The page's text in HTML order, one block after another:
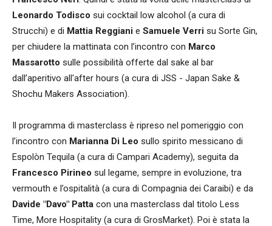
Leonardo Todisco sui cocktail low alcohol (a cura di
Strucchi) e di Mattia Reggiani e Samuele Verri su Sorte Gin,
per chiudere la mattinata con l’incontro con Marco
Massarotto sulle possibilità offerte dal sake al bar
dall’aperitivo all'after hours (a cura di JSS - Japan Sake &
Shochu Makers Association).
Il programma di masterclass è ripreso nel pomeriggio con
l’incontro con Marianna Di Leo sullo spirito messicano di
Espolòn Tequila (a cura di Campari Academy), seguita da
Francesco Pirineo sul legame, sempre in evoluzione, tra
vermouth e l’ospitalità (a cura di Compagnia dei Caraibi) e da
Davide "Davo" Patta con una masterclass dal titolo Less
Time, More Hospitality (a cura di GrosMarket). Poi è stata la